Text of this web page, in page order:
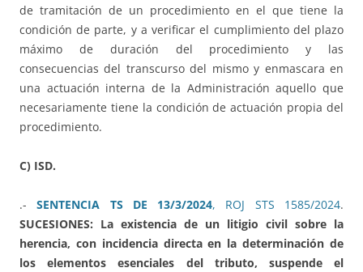
de tramitación de un procedimiento en el que tiene la
condición de parte, y a verificar el cumplimiento del plazo
máximo de duración del procedimiento y las
consecuencias del transcurso del mismo y enmascara en
una actuación interna de la Administración aquello que
necesariamente tiene la condición de actuación propia del
procedimiento.
C) ISD.
.-SENTENCIA TS DE 13/3/2024, ROJ STS 1585/2024.
SUCESIONES: La existencia de un litigio civil sobre la
herencia, con incidencia directa en la determinación de
los elementos esenciales del tributo, suspende el